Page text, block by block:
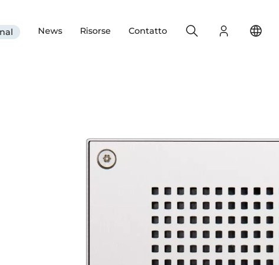
News Risorse Contatto Accedi
Search